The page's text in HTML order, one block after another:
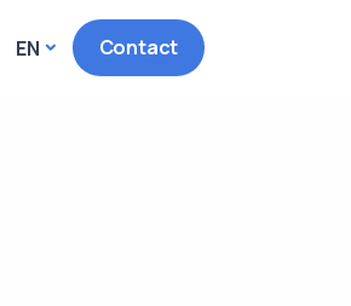
EN Contact